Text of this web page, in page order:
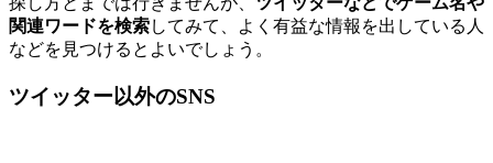
関連ワードを検索してみて、よく有益な情報を出している人
などを見つけるとよいでしょう。
ツイッター以外のSNS